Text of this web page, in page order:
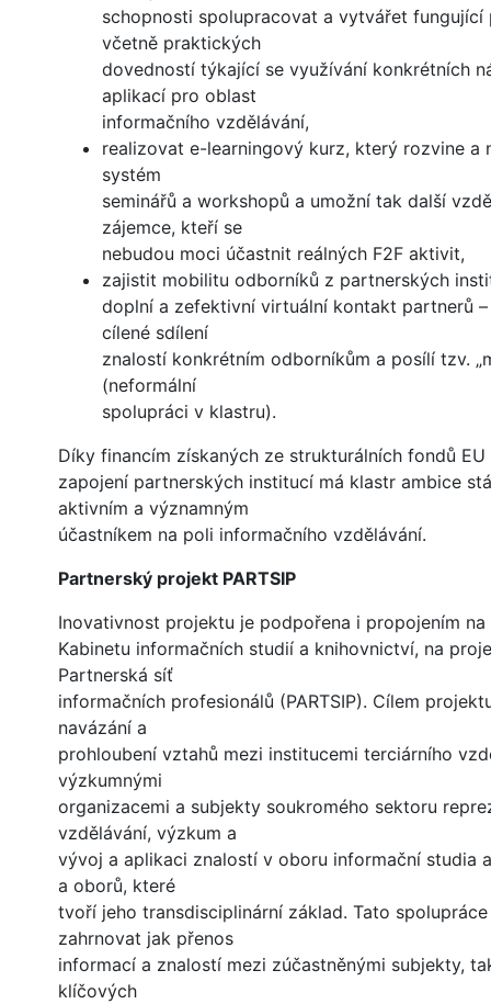
schopnosti spolupracovat a vytvářet fungující
včetně praktických
dovedností týkající se využívání konkrétních
aplikací pro oblast
informačního vzdělávání,
realizovat e-learningový kurz, který rozvine a
systém
seminářů a workshopů a umožní tak další
zájemce, kteří se
nebudou moci účastnit reálných F2F aktivit,
zajistit mobilitu odborníků z partnerských
doplní a zefektivní virtuální kontakt partnerů
cílené sdílení
znalostí konkrétním odborníkům a posílí tzv.
(neformální
spolupráci v klastru).
Díky financím získaných ze strukturálních fondů EU
zapojení partnerských institucí má klastr ambice
aktivním a významným
účastníkem na poli informačního vzdělávání.
Partnerský projekt PARTSIP
Inovativnost projektu je podpořena i propojením
Kabinetu informačních studií a knihovnictví, na
Partnerská síť
informačních profesionálů (PARTSIP). Cílem
navázání a
prohloubení vztahů mezi institucemi terciárního
výzkumnými
organizacemi a subjekty soukromého sektoru
vzdělávání, výzkum a
vývoj a aplikaci znalostí v oboru informační studia
a oborů, které
tvoří jeho transdisciplinární základ. Tato
zahrnovat jak přenos
informací a znalostí mezi zúčastněnými subjekty,
klíčových